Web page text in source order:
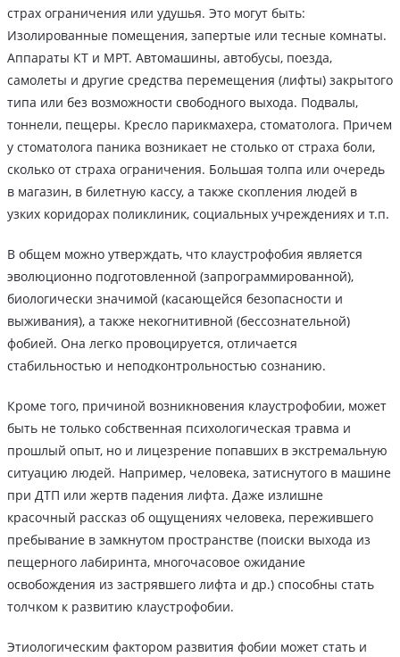
страх ограничения или удушья. Это могут быть:
Изолированные помещения, запертые или тесные комнаты.
Аппараты КТ и МРТ. Автомашины, автобусы, поезда,
самолеты и другие средства перемещения (лифты) закрытого
типа или без возможности свободного выхода. Подвалы,
тоннели, пещеры. Кресло парикмахера, стоматолога. Причем
у стоматолога паника возникает не столько от страха боли,
сколько от страха ограничения. Большая толпа или очередь
в магазин, в билетную кассу, а также скопления людей в
узких коридорах поликлиник, социальных учреждениях и т.п.
В общем можно утверждать, что клаустрофобия является
эволюционно подготовленной (запрограммированной),
биологически значимой (касающейся безопасности и
выживания), а также некогнитивной (бессознательной)
фобией. Она легко провоцируется, отличается
стабильностью и неподконтрольностью сознанию.
Кроме того, причиной возникновения клаустрофобии, может
быть не только собственная психологическая травма и
прошлый опыт, но и лицезрение попавших в экстремальную
ситуацию людей. Например, человека, затиснутого в машине
при ДТП или жертв падения лифта. Даже излишне
красочный рассказ об ощущениях человека, пережившего
пребывание в замкнутом пространстве (поиски выхода из
пещерного лабиринта, многочасовое ожидание
освобождения из застрявшего лифта и др.) способны стать
толчком к развитию клаустрофобии.
Этиологическим фактором развития фобии может стать и